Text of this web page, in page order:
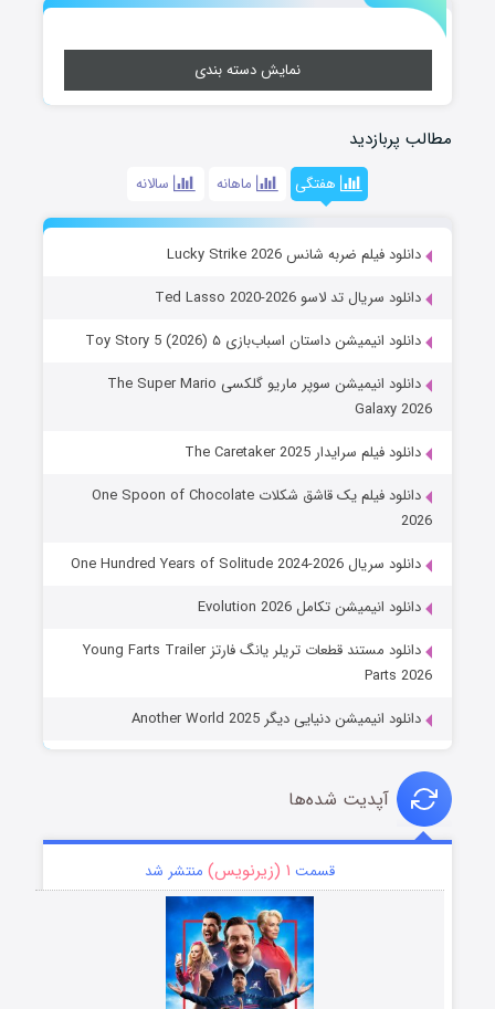
نمایش دسته بندی
مطالب پربازدید
هفتگی ماهانه سالانه
دانلود فیلم ضربه شانس Lucky Strike 2026
دانلود سریال تد لاسو Ted Lasso 2020-2026
دانلود انیمیشن داستان اسباب‌بازی ۵ Toy Story 5 (2026)
دانلود انیمیشن سوپر ماریو گلکسی The Super Mario
Galaxy 2026
دانلود فیلم سرایدار The Caretaker 2025
دانلود فیلم یک قاشق شکلات One Spoon of Chocolate
2026
دانلود سریال One Hundred Years of Solitude 2024-2026
دانلود انیمیشن تکامل Evolution 2026
دانلود مستند قطعات تریلر یانگ فارتز Young Farts Trailer
Parts 2026
دانلود انیمیشن دنیایی دیگر Another World 2025
آپدیت شده‌ها
قسمت ۱ (زیرنویس) منتشر شد